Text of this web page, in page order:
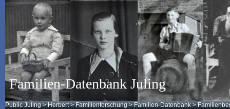
Familien-Datenbank Juling
Public Juling >Herbert >Familienforschung >Familien-Datenbank >